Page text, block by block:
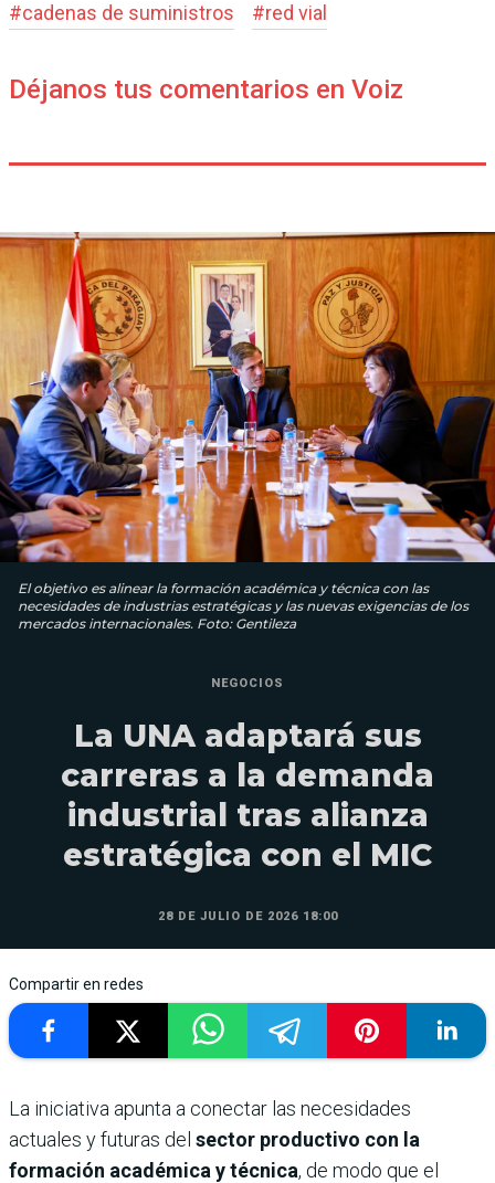
#cadenas de suministros #red vial
Déjanos tus comentarios en Voiz
El objetivo es alinear la formación académica y técnica con las
necesidades de industrias estratégicas y las nuevas exigencias de los
mercados internacionales. Foto: Gentileza
NEGOCIOS
La UNA adaptará sus
carreras a la demanda
industrial tras alianza
estratégica con el MIC
28 DE JULIO DE 2026 18:00
Compartir en redes
La iniciativa apunta a conectar las necesidades
actuales y futuras del sector productivo con la
formación académica y técnica, de modo que el